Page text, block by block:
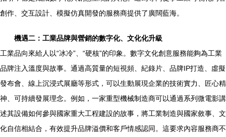
創作、交互設計、模擬仿真開發的服務商提供了廣闊藍海。
機遇二：工業品牌與營銷的數字化、文化化升級
工業品向來給人以“冰冷”、“硬核”的印象。數字文化創意服務能夠為工業
品牌注入溫度與故事。通過高質量的短視頻、紀錄片、品牌IP打造、虛擬
發布會、線上沉浸式展廳等形式，可以生動展現企業的技術實力、匠心精
神、可持續發展理念。例如，一家重型機械制造商可以通過系列微電影講
述其設備如何參與國家重大工程建設的故事，將工業制造與國家敘事、文
化自信相結合，有效提升品牌溢價和客戶情感認同。這要求內容服務商不